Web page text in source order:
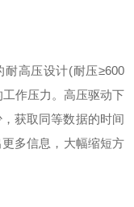
高压设计(耐压≥600
作压力。高压驱动下
获取同等数据的时间
多信息，大幅缩短方